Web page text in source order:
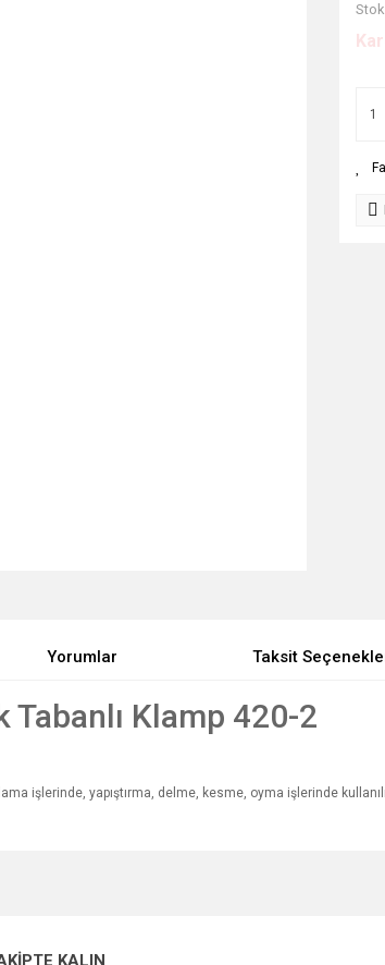
Yorumlar Taksit
Tabanlı Klamp 420-2
işlerinde, yapıştırma, delme, kesme, oyma işlerinde
KALIN